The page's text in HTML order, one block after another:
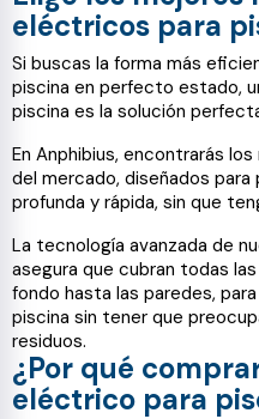
eléctricos para
Si buscas la forma más
piscina en perfecto estado,
piscina es la solución
En Anphibius, encontrarás
del mercado, diseñados
profunda y rápida, sin que
La tecnología avanzada de
asegura que cubran todas
fondo hasta las paredes,
piscina sin tener que
residuos.
¿Por qué
eléctrico para